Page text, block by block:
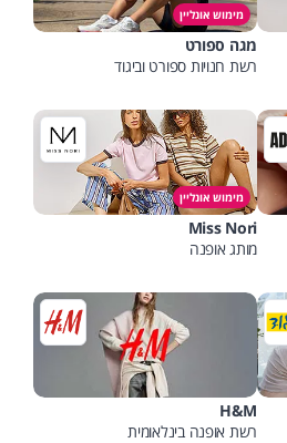
מימוש אונליין
מגה ספורט
רשת חנויות ספורט וביגוד
מימוש אונליין
Miss Nori
מותג אופנה
H&M
רשת אופנה בינלאומית